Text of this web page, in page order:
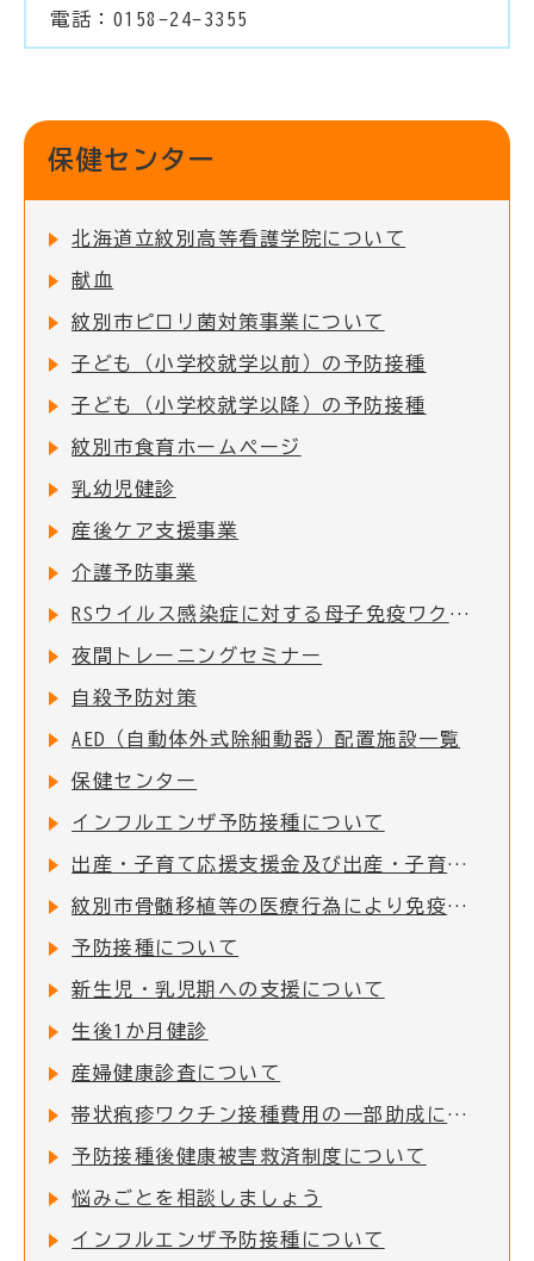
電話：0158-24-3355
保健センター
北海道立紋別高等看護学院について
献血
紋別市ピロリ菌対策事業について
子ども（小学校就学以前）の予防接種
子ども（小学校就学以降）の予防接種
紋別市食育ホームページ
乳幼児健診
産後ケア支援事業
介護予防事業
RSウイルス感染症に対する母子免疫ワクチンの定期接種の実施について
夜間トレーニングセミナー
自殺予防対策
AED（自動体外式除細動器）配置施設一覧
保健センター
インフルエンザ予防接種について
出産・子育て応援支援金及び出産・子育て応援ギフト(妊婦支援給付)について
紋別市骨髄移植等の医療行為により免疫を失った者に対する予防接種費用助成
予防接種について
新生児・乳児期への支援について
生後1か月健診
産婦健康診査について
帯状疱疹ワクチン接種費用の一部助成について
予防接種後健康被害救済制度について
悩みごとを相談しましょう
インフルエンザ予防接種について